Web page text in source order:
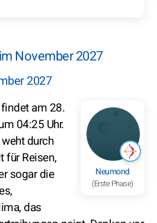
November 2027
2027
Neumond
(Erste Phase)
am 28.
04:25 Uhr.
durch
für Reisen,
sogar die
das